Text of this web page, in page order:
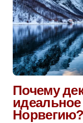
Почему
Норвегию?